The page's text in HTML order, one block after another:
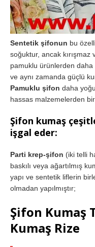
Sentetik şifonun bu
soğuktur, ancak kırışmaz
pamuklu ürünlerden
ve aynı zamanda güçlü
Pamuklu şifon daha
hassas malzemelerden
Şifon kumaş
işgal eder:
Parti krep-şifon (iki telli
baskılı veya ağartılmış
yapı ve sentetik liflerin
olmadan yapılmıştır;
Şifon Kumaş
Kumaş Rize